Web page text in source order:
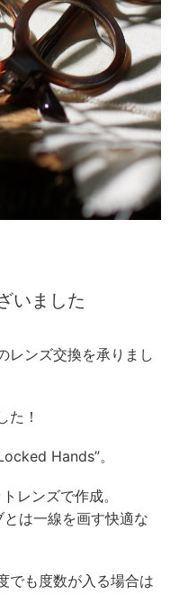
いました
レンズ交換を承りまし
た！
Hands”。
レンズで作成。
は一線を画す快適な
でも度数が入る場合は